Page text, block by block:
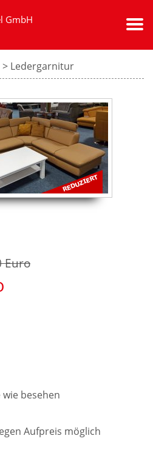
GmbH
> Ledergarnitur
Euro
besehen
Aufpreis möglich